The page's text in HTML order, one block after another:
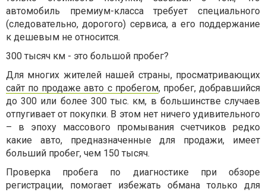
автомобиль премиум-класса требует специального
(следовательно, дорогого) сервиса, а его поддержание
к дешевым не относится.
300 тысяч км - это большой пробег?
Для многих жителей нашей страны, просматривающих
сайт по продаже авто с пробегом, пробег, добравшийся
до 300 или более 300 тыс. км, в большинстве случаев
отпугивает от покупки. В этом нет ничего удивительного
– в эпоху массового промывания счетчиков редко
какие авто, предназначенные для продажи, имеет
больший пробег, чем 150 тысяч.
Проверка пробега по диагностике при обзоре
регистрации, помогает избежать обмана только для